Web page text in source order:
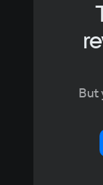
Intel core
NvideaBut